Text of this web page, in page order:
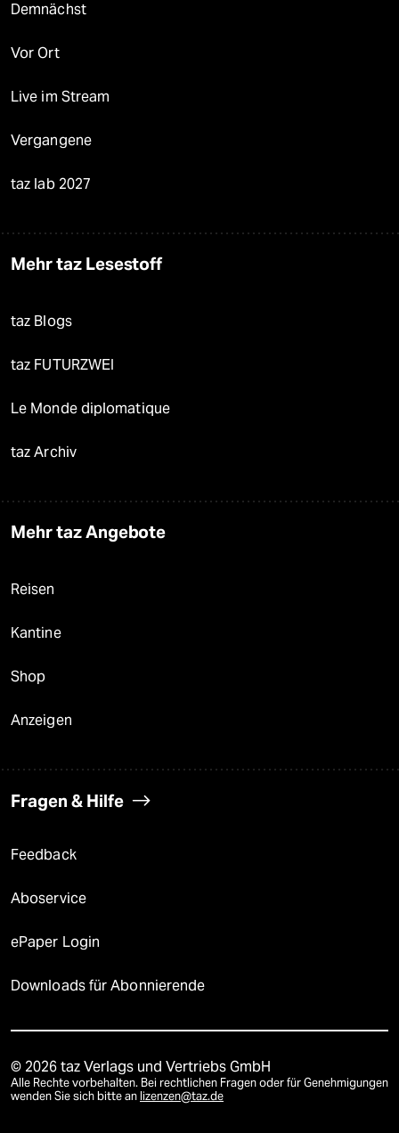
Demnächst
Vor Ort
Live im Stream
Vergangene
taz lab 2027
Mehr taz Lesestoff
taz Blogs
taz FUTURZWEI
Le Monde diplomatique
taz Archiv
Mehr taz Angebote
Reisen
Kantine
Shop
Anzeigen
Fragen & Hilfe
Feedback
Aboservice
ePaper Login
Downloads für Abonnierende
© 2026 taz Verlags und Vertriebs GmbH
Alle Rechte vorbehalten. Bei rechtlichen Fragen oder für Genehmigungen
wenden Sie sich bitte an lizenzen@taz.de